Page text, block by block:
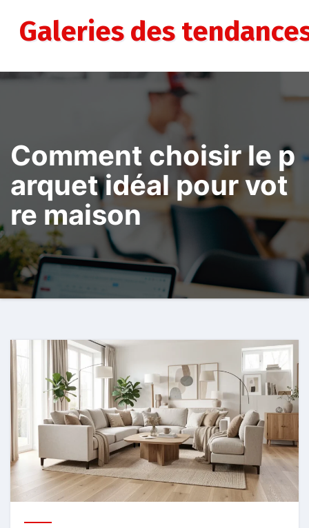
contenuGaleries des
Comment choisir le p
arquet idéal pour vot
re maison